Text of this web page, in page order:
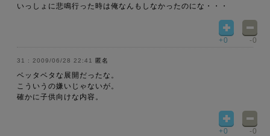
いっしょに悲鳴行った時は俺なんもしなかったのにな・・・
+0 -0
2009/06/28 22:41 匿名
ベッタベタな展開だったな。
こういうの嫌いじゃないが。
確かに子供向けな内容。
+0 -0